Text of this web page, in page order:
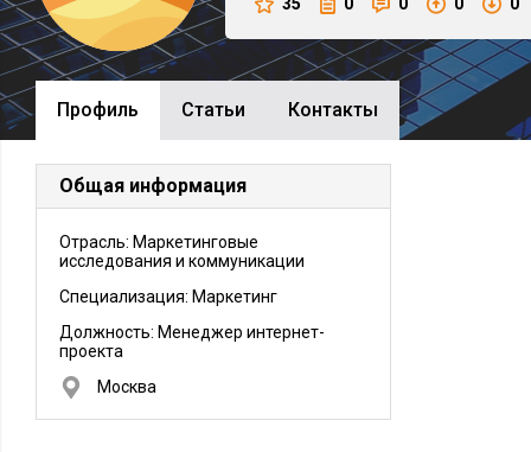
Профиль Cтатьи Контакты
Общая информация
Отрасль: Маркетинговые
исследования и коммуникации
Специализация: Маркетинг
Должность: Менеджер интернет-
проекта
Москва